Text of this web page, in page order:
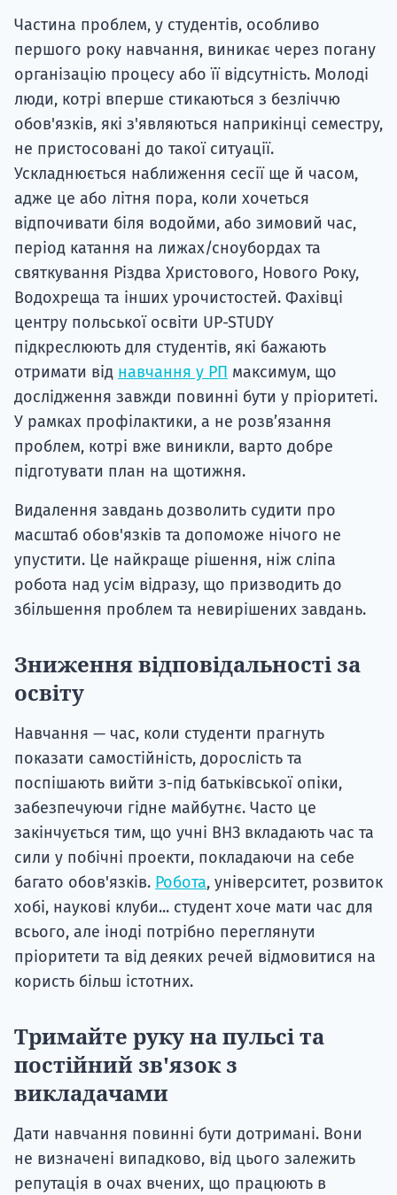
Частина проблем, у студентів, особливо
першого року навчання, виникає через погану
організацію процесу або її відсутність. Молоді
люди, котрі вперше стикаються з безліччю
обов'язків, які з'являються наприкінці семестру,
не пристосовані до такої ситуації.
Ускладнюється наближення сесії ще й часом,
адже це або літня пора, коли хочеться
відпочивати біля водойми, або зимовий час,
період катання на лижах/сноубордах та
святкування Різдва Христового, Нового Року,
Водохреща та інших урочистостей. Фахівці
центру польської освіти UP-STUDY
підкреслюють для студентів, які бажають
отримати від навчання у РП максимум, що
дослідження завжди повинні бути у пріоритеті.
У рамках профілактики, а не розв’язання
проблем, котрі вже виникли, варто добре
підготувати план на щотижня.
Видалення завдань дозволить судити про
масштаб обов'язків та допоможе нічого не
упустити. Це найкраще рішення, ніж сліпа
робота над усім відразу, що призводить до
збільшення проблем та невирішених завдань.
Зниження відповідальності за
освіту
Навчання — час, коли студенти прагнуть
показати самостійність, дорослість та
поспішають вийти з-під батьківської опіки,
забезпечуючи гідне майбутнє. Часто це
закінчується тим, що учні ВНЗ вкладають час та
сили у побічні проекти, покладаючи на себе
багато обов'язків. Робота, університет, розвиток
хобі, наукові клуби... студент хоче мати час для
всього, але іноді потрібно переглянути
пріоритети та від деяких речей відмовитися на
користь більш істотних.
Тримайте руку на пульсі та
постійний зв'язок з
викладачами
Дати навчання повинні бути дотримані. Вони
не визначені випадково, від цього залежить
репутація в очах вчених, що працюють в